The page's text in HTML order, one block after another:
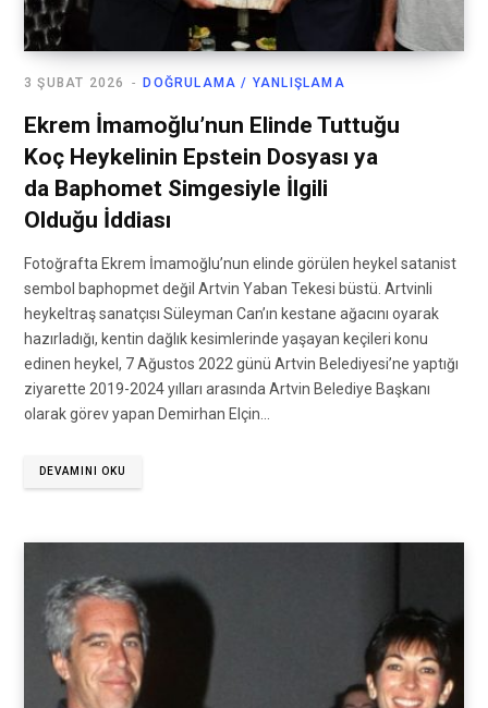
DOĞRULAMA / YANLIŞLAMA
3 ŞUBAT 2026
Ekrem İmamoğlu’nun Elinde Tuttuğu
Koç Heykelinin Epstein Dosyası ya
da Baphomet Simgesiyle İlgili
Olduğu İddiası
Fotoğrafta Ekrem İmamoğlu’nun elinde görülen heykel satanist
sembol baphopmet değil Artvin Yaban Tekesi büstü. Artvinli
heykeltraş sanatçısı Süleyman Can’ın kestane ağacını oyarak
hazırladığı, kentin dağlık kesimlerinde yaşayan keçileri konu
edinen heykel, 7 Ağustos 2022 günü Artvin Belediyesi’ne yaptığı
ziyarette 2019-2024 yılları arasında Artvin Belediye Başkanı
olarak görev yapan Demirhan Elçin…
DEVAMINI OKU